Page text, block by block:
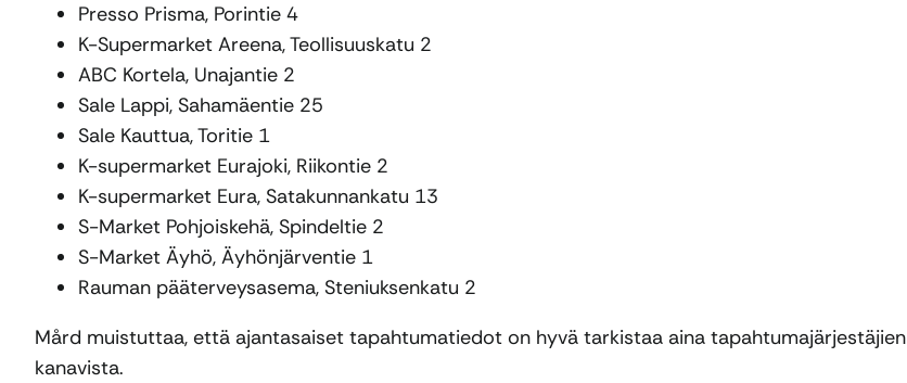
Presso Prisma, Porintie 4
K-Supermarket Areena, Teollisuuskatu 2
ABC Kortela, Unajantie 2
Sale Lappi, Sahamäentie 25
Sale Kauttua, Toritie 1
K-supermarket Eurajoki, Riikontie 2
K-supermarket Eura, Satakunnankatu 13
S-Market Pohjoiskehä, Spindeltie 2
S-Market Äyhö, Äyhönjärventie 1
Rauman pääterveysasema, Steniuksenkatu 2
Mård muistuttaa, että ajantasaiset tapahtumatiedot on hyvä tarkistaa aina tapahtumajärjestäjien
kanavista.